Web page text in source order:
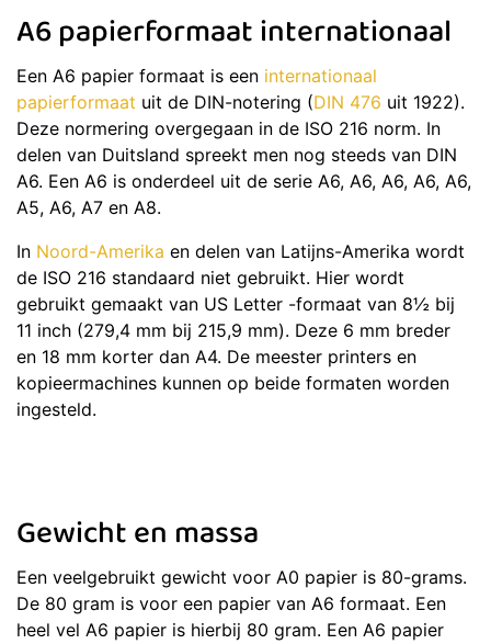
A6 papierformaat internationaal
Een A6 papier formaat is een internationaal
papierformaat uit de DIN-notering (DIN 476 uit 1922).
Deze normering overgegaan in de ISO 216 norm. In
delen van Duitsland spreekt men nog steeds van DIN
A6. Een A6 is onderdeel uit de serie A6, A6, A6, A6, A6,
A5, A6, A7 en A8.
In Noord-Amerika en delen van Latijns-Amerika wordt
de ISO 216 standaard niet gebruikt. Hier wordt
gebruikt gemaakt van US Letter -formaat van 8½ bij
11 inch (279,4 mm bij 215,9 mm). Deze 6 mm breder
en 18 mm korter dan A4. De meester printers en
kopieermachines kunnen op beide formaten worden
ingesteld.
Gewicht en massa
Een veelgebruikt gewicht voor A0 papier is 80-grams.
De 80 gram is voor een papier van A6 formaat. Een
heel vel A6 papier is hierbij 80 gram. Een A6 papier